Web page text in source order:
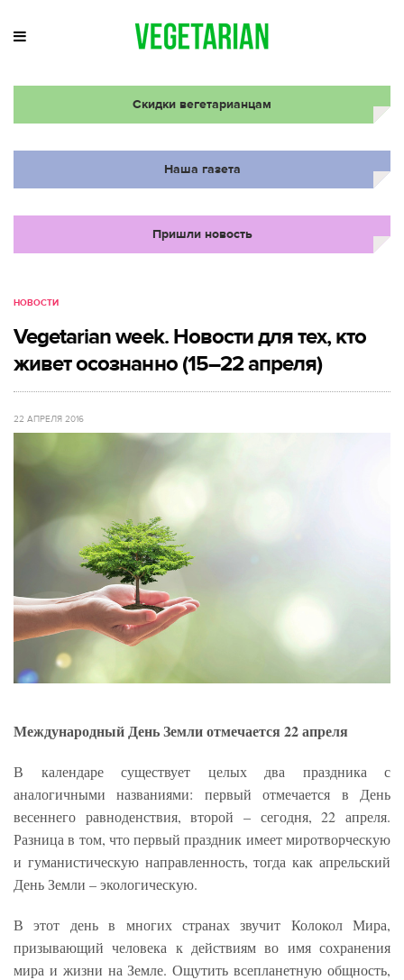
Скидки вегетарианцам
Наша газета
Пришли новость
НОВОСТИ
Vegetarian week. Новости для тех, кто
живет осознанно (15–22 апреля)
22 АПРЕЛЯ 2016
Международный День Земли отмечается 22 апреля
В календаре существует целых два праздника с
аналогичными названиями: первый отмечается в День
весеннего равноденствия, второй – сегодня, 22 апреля.
Разница в том, что первый праздник имеет миротворческую
и гуманистическую направленность, тогда как апрельский
День Земли – экологическую.
В этот день в многих странах звучит Колокол Мира,
призывающий человека к действиям во имя сохранения
мира и жизни на Земле. Ощутить всепланетную общность,